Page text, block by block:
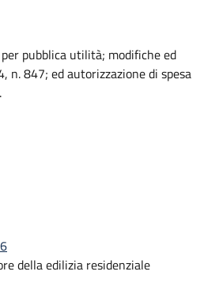
pubblica utilità; modifiche ed
847; ed autorizzazione di spesa
della edilizia residenziale